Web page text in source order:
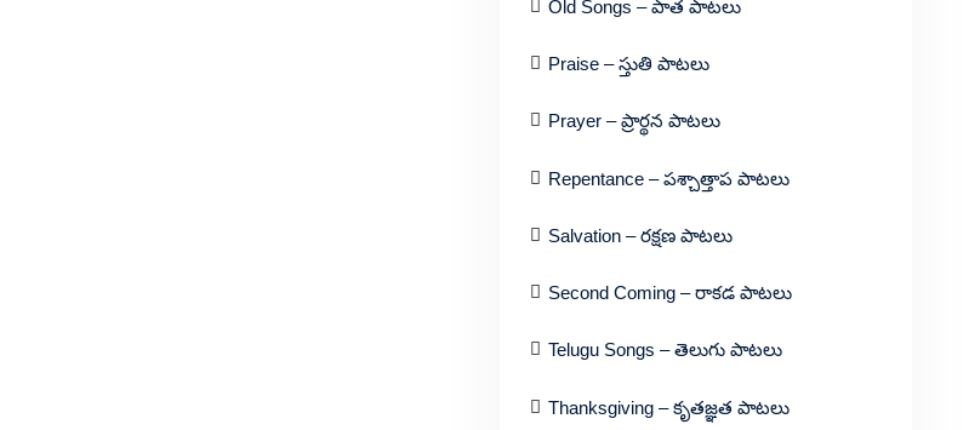
Old Songs – పాత పాటలు
Praise – స్తుతి పాటలు
Prayer – ప్రార్థన పాటలు
Repentance – పశ్చాత్తాప పాటలు
Salvation – రక్షణ పాటలు
Second Coming – రాకడ పాటలు
Telugu Songs – తెలుగు పాటలు
Thanksgiving – కృతజ్ఞత పాటలు